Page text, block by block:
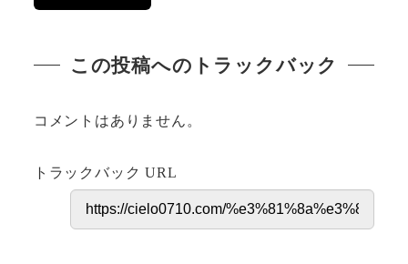
この投稿へのトラックバック
コメントはありません。
トラックバック URL